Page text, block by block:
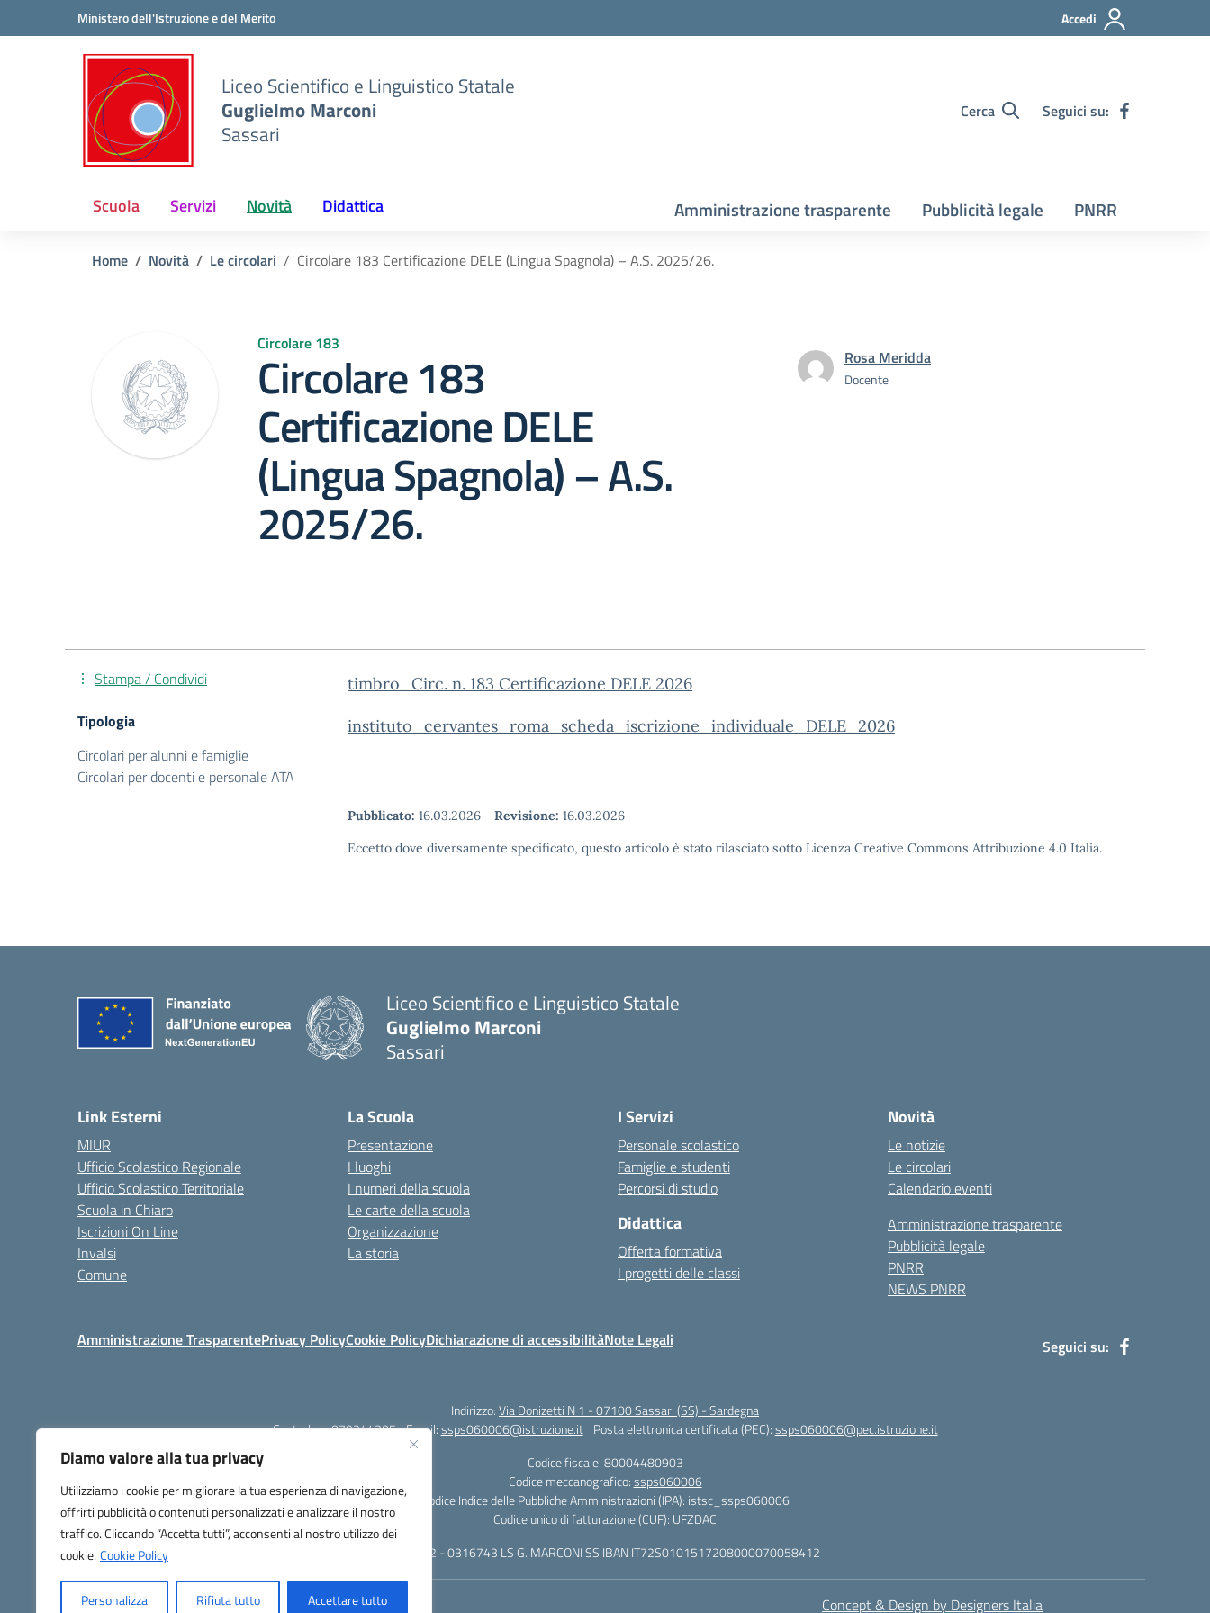
Diamo valore alla tua privacy
Utilizziamo i cookie per migliorare la tua esperienza di navigazione,
offrirti pubblicità o contenuti personalizzati e analizzare il nostro
traffico. Cliccando “Accetta tutti”, acconsenti al nostro utilizzo dei
cookie. Cookie Policy
Personalizza Rifiuta tutto Accettare tutto
Vai ai contenuti
Vai al menu di navigazioneMinistero dell'Istruzione e del Merito Accedi
Liceo Scientifico e Linguistico Statale
Guglielmo Marconi
Sassari
Cerca Seguici su:
Scuola Servizi Novità Didattica Amministrazione trasparente Pubblicità legale PNRR
Home Novità Le circolari Circolare 183 Certificazione DELE (Lingua Spagnola) – A.S. 2025/26.
Circolare 183
Circolare 183
Certificazione DELE
(Lingua Spagnola) – A.S.
2025/26.
Rosa Meridda
Docente
timbro_Circ. n. 183 Certificazione DELE 2026
instituto_cervantes_roma_scheda_iscrizione_individuale_DELE_2026
Pubblicato: 16.03.2026 - Revisione: 16.03.2026
Eccetto dove diversamente specificato, questo articolo è stato rilasciato sotto Licenza Creative Commons Attribuzione 4.0 Italia.
Stampa / Condividi
Tipologia
Circolari per alunni e famiglie
Circolari per docenti e personale ATA
Liceo Scientifico e Linguistico Statale
Guglielmo Marconi
Sassari
Link Esterni
MIUR
Ufficio Scolastico Regionale
Ufficio Scolastico Territoriale
Scuola in Chiaro
Iscrizioni On Line
Invalsi
Comune
La Scuola
Presentazione
I luoghi
I numeri della scuola
Le carte della scuola
Organizzazione
La storia
I Servizi
Personale scolastico
Famiglie e studenti
Percorsi di studio
Didattica
Offerta formativa
I progetti delle classi
Novità
Le notizie
Le circolari
Calendario eventi
Amministrazione trasparente
Pubblicità legale
PNRR
NEWS PNRR
Amministrazione TrasparentePrivacy PolicyCookie PolicyDichiarazione di accessibilitàNote Legali Seguici su:
Indirizzo:Via Donizetti N 1 - 07100 Sassari (SS) - Sardegna
Centralino:079244305 Email:ssps060006@istruzione.it Posta elettronica certificata (PEC):ssps060006@pec.istruzione.it
Codice fiscale: 80004480903
Codice meccanografico:ssps060006
Codice Indice delle Pubbliche Amministrazioni (IPA): istsc_ssps060006
Codice unico di fatturazione (CUF): UFZDAC
TU - 522 - 0316743 LS G. MARCONI SS IBAN IT72S0101517208000070058412
Concept & Design by Designers Italia